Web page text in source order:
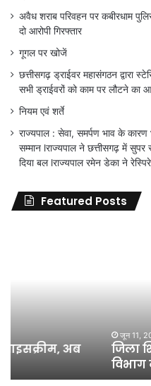
अवैध शराब परिवहन पर कबीरधाम
दो आरोपी गिरफ्तार
गूगल पर खोजें
छत्तीसगढ़ ड्राईवर महासंगठन द्वारा
सभी ड्राईवरों को काम पर लौटने का
नियम एवं शर्ते
राज्यपाल : सेवा, समर्पण भाव के कारण
सम्मान lराज्यपाल ने छत्तीसगढ़ में सुपर
दिया बल lराज्यपाल रमेन डेका ने
Featured Posts
विभाग
विवादों
जिला शिक्षा अधिकारी
विभाग के विवादों पर